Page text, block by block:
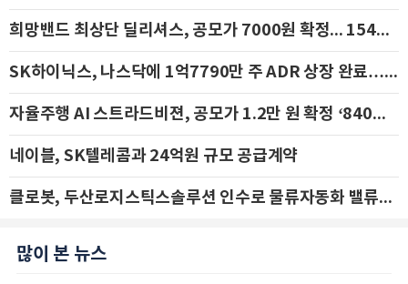
희망밴드 최상단 딜리셔스, 공모가 7000원 확정... 154억 규모 IPO 돌입
SK하이닉스, 나스닥에 1억7790만 주 ADR 상장 완료…29일 국내 추가 상장
자율주행 AI 스트라드비젼, 공모가 1.2만 원 확정 ‘840억 수혈’
네이블, SK텔레콤과 24억원 규모 공급계약
클로봇, 두산로지스틱스솔루션 인수로 물류자동화 밸류체인 확장 추진 - IBK투자증권
많이 본 뉴스